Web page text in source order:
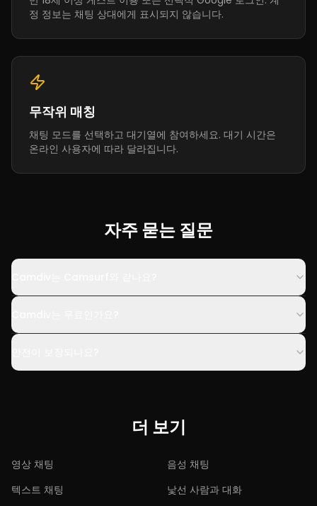
정 정보는 채팅 상대에게 표시되지 않습니다.
무작위 매칭
채팅 모드를 선택하고 대기열에 참여하세요. 대기 시간은
온라인 사용자에 따라 달라집니다.
자주 묻는 질문
더 보기
영상 채팅
음성 채팅
텍스트 채팅
낯선 사람과 대화